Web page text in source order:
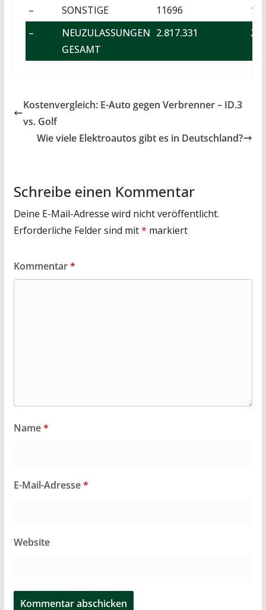
– SONSTIGE 11696
–
NEUZULASSUNGEN
GESAMT
2.817.331
Kostenvergleich: E-Auto gegen Verbrenner – ID.3
vs. Golf
Wie viele Elektroautos gibt es in Deutschland?
Schreibe einen Kommentar
Deine E-Mail-Adresse wird nicht veröffentlicht.
Erforderliche Felder sind mit* markiert
Kommentar*
Name*
E-Mail-Adresse*
Website